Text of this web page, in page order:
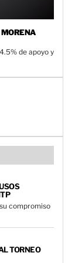
de apoyo y
compromiso
TORNEO